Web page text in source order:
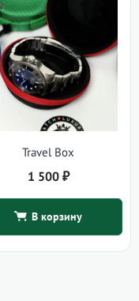
Travel Box
1 500 ₽
В корзину